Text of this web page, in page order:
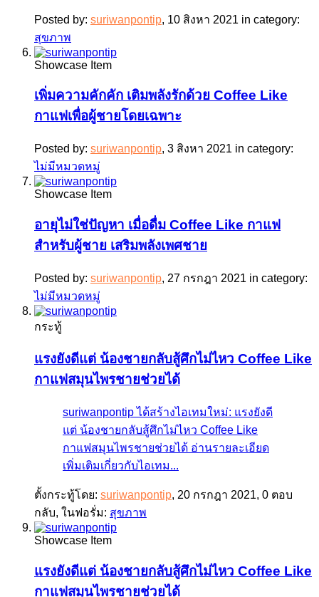
Posted by: suriwanpontip, 10 สิงหา 2021 in category:
สุขภาพ
Showcase Item
เพิ่มความคักคัก เติมพลังรักด้วย Coffee Like
กาแฟเพื่อผู้ชายโดยเฉพาะ
Posted by: suriwanpontip, 3 สิงหา 2021 in category:
ไม่มีหมวดหมู่
Showcase Item
อายุไม่ใช่ปัญหา เมื่อดื่ม Coffee Like กาแฟ
สำหรับผู้ชาย เสริมพลังเพศชาย
Posted by: suriwanpontip, 27 กรกฎา 2021 in category:
ไม่มีหมวดหมู่
กระทู้
แรงยังดีแต่ น้องชายกลับสู้ศึกไม่ไหว Coffee Like
กาแฟสมุนไพรชายช่วยได้
suriwanpontip ได้สร้างไอเทมใหม่: แรงยังดี
แต่ น้องชายกลับสู้ศึกไม่ไหว Coffee Like
กาแฟสมุนไพรชายช่วยได้ อ่านรายละเอียด
เพิ่มเติมเกี่ยวกับไอเทม...
ตั้งกระทู้โดย: suriwanpontip, 20 กรกฎา 2021, 0 ตอบ
กลับ, ในฟอรั่ม: สุขภาพ
Showcase Item
แรงยังดีแต่ น้องชายกลับสู้ศึกไม่ไหว Coffee Like
กาแฟสมุนไพรชายช่วยได้